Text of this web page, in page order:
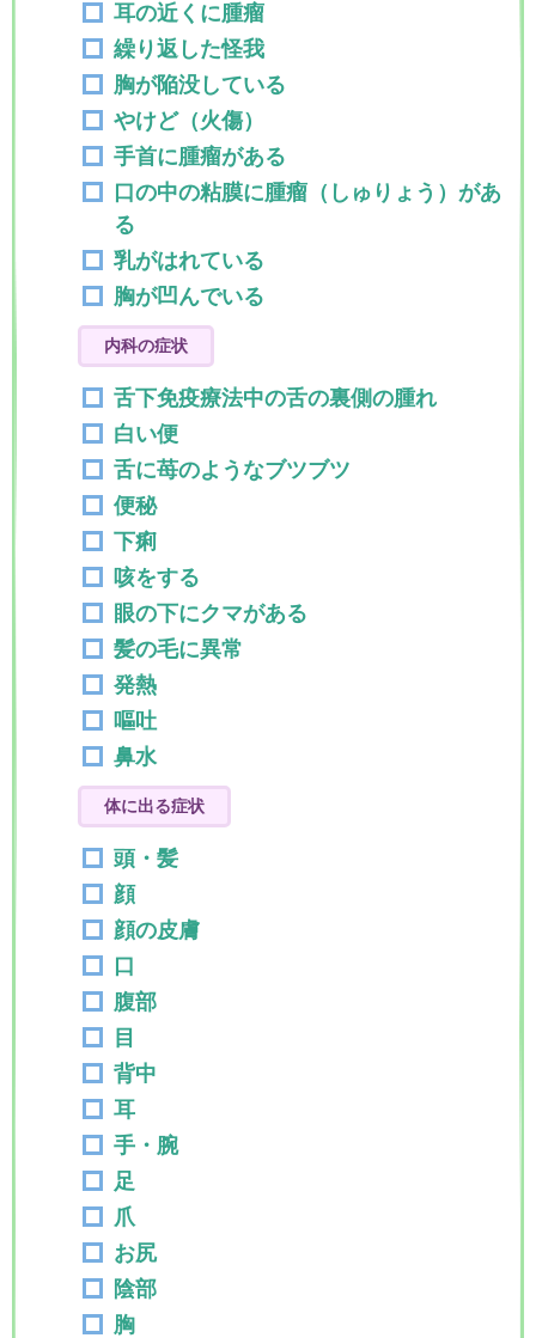
耳の近くに腫瘤
繰り返した怪我
胸が陥没している
やけど（火傷）
手首に腫瘤がある
口の中の粘膜に腫瘤（しゅりょう）があ
る
乳がはれている
胸が凹んでいる
内科の症状
舌下免疫療法中の舌の裏側の腫れ
白い便
舌に苺のようなブツブツ
便秘
下痢
咳をする
眼の下にクマがある
髪の毛に異常
発熱
嘔吐
鼻水
体に出る症状
頭・髪
顔
顔の皮膚
口
腹部
目
背中
耳
手・腕
足
爪
お尻
陰部
胸